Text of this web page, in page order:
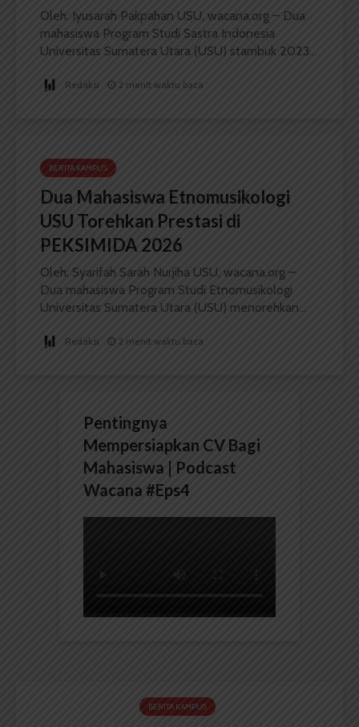
Oleh: Iyusarah Pakpahan USU, wacana.org – Dua
mahasiswa Program Studi Sastra Indonesia
Universitas Sumatera Utara (USU) stambuk 2023...
Redaksi 2 menit waktu baca
BERITA KAMPUS
Dua Mahasiswa Etnomusikologi
USU Torehkan Prestasi di
PEKSIMIDA 2026
Oleh: Syarifah Sarah Nurjiha USU, wacana.org –
Dua mahasiswa Program Studi Etnomusikologi
Universitas Sumatera Utara (USU) menorehkan...
Redaksi 2 menit waktu baca
Pentingnya
Mempersiapkan CV Bagi
Mahasiswa | Podcast
Wacana #Eps4
BERITA KAMPUS